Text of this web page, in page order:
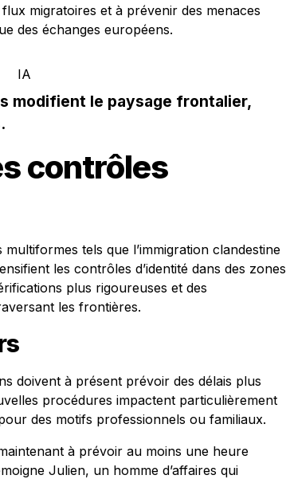
migratoires et à prévenir des menaces
des échanges européens.
modifient le paysage frontalier,
contrôles
tels que l’immigration clandestine
les contrôles d’identité dans des zones
plus rigoureuses et des
les frontières.
doivent à présent prévoir des délais plus
procédures impactent particulièrement
des motifs professionnels ou familiaux.
à prévoir au moins une heure
Julien, un homme d’affaires qui